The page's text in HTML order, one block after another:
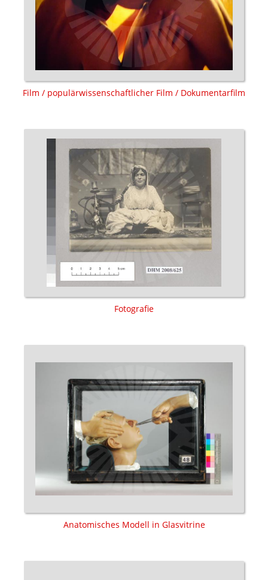
Film / populärwissenschaftlicher Film / Dokumentarfilm
Fotografie
Anatomisches Modell in Glasvitrine